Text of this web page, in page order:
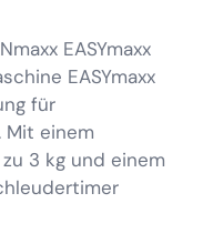
EASYmaxx
EASYmaxx
für
Mit einem
3 kg und einem